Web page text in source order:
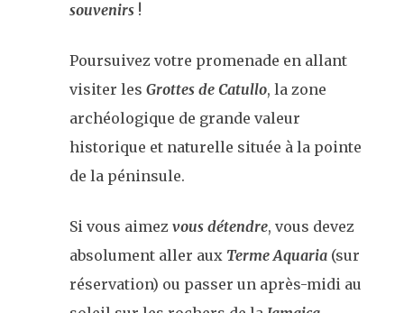
souvenirs!
Poursuivez votre promenade en allant
visiter les Grottes de Catullo, la zone
archéologique de grande valeur
historique et naturelle située à la pointe
de la péninsule.
Si vous aimez vous détendre, vous devez
absolument aller aux Terme Aquaria(sur
réservation) ou passer un après-midi au